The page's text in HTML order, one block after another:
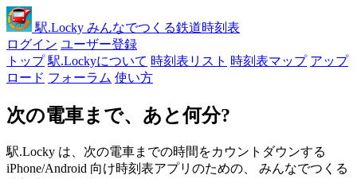
駅.Locky みんなでつくる鉄道時刻表
ログイン ユーザー登録
トップ 駅.Lockyについて 時刻表リスト 時刻表マップ アップ
ロード フォーラム 使い方
次の電車まで、あと何分?
駅.Locky は、次の電車までの時間をカウントダウンする
iPhone/Android 向け時刻表アプリのための、 みんなでつくる